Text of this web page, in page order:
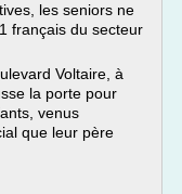
les seniors ne
français du secteur
Voltaire, à
la porte pour
venus
que leur père